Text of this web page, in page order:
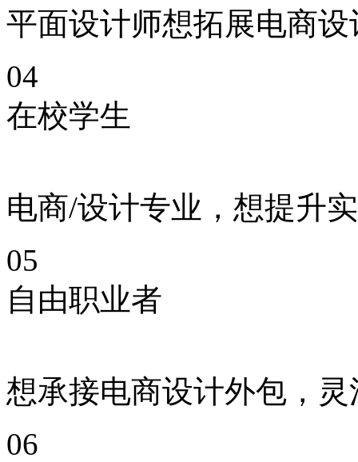
平面设计师想拓展电商
04
在校学生
电商/设计专业，想提升
05
自由职业者
想承接电商设计外包，
06